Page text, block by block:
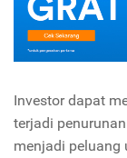
Investor dapat
terjadi
menjadi peluang